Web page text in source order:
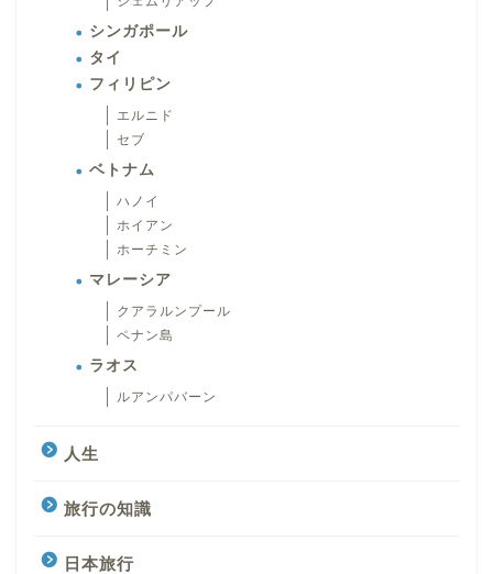
シンガポール
タイ
フィリピン
エルニド
セブ
ベトナム
ハノイ
ホイアン
ホーチミン
マレーシア
クアラルンプール
ペナン島
ラオス
ルアンパバーン
人生
旅行の知識
日本旅行